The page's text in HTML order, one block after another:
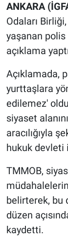
ANKARA
Odaları
yaşanan polis
açıklama
Açıklamada,
yurttaşlara
edilemez'
siyaset
aracılığıyla
hukuk devleti
TMMOB,
belirterek, bu
düzen
kaydetti.